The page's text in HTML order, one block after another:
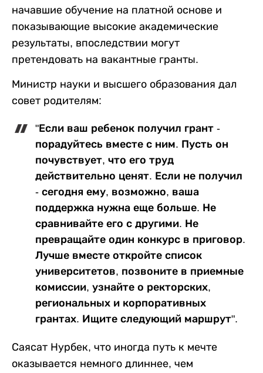
начавшие обучение на платной основе и
показывающие высокие академические
результаты, впоследствии могут
претендовать на вакантные гранты.
Министр науки и высшего образования дал
совет родителям:
"Если ваш ребенок получил грант -
порадуйтесь вместе с ним. Пусть он
почувствует, что его труд
действительно ценят. Если не получил
- сегодня ему, возможно, ваша
поддержка нужна еще больше. Не
сравнивайте его с другими. Не
превращайте один конкурс в приговор.
Лучше вместе откройте список
университетов, позвоните в приемные
комиссии, узнайте о ректорских,
региональных и корпоративных
грантах. Ищите следующий маршрут".
Саясат Нурбек, что иногда путь к мечте
оказывается немного длиннее, чем